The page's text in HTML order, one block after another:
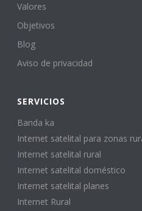
Valores
Objetivos
Blog
Aviso de privacidad
SERVICIOS
Banda ka
Internet satelital para zonas
Internet satelital rural
Internet satelital doméstico
Internet satelital planes
Internet Rural